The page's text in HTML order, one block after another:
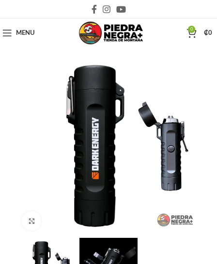
MENU
0
₡0
Click to enlarge
Deja que la montaña sea parte de tu vida